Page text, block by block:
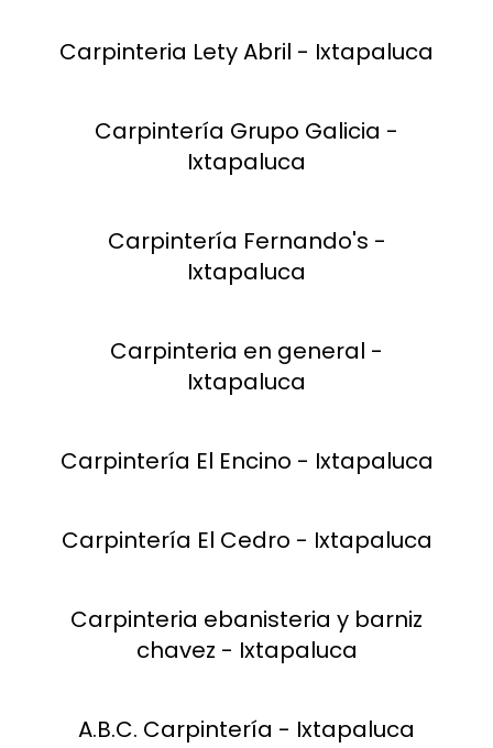
Carpinteria Lety Abril - Ixtapaluca
Carpintería Grupo Galicia -
Ixtapaluca
Carpintería Fernando's -
Ixtapaluca
Carpinteria en general -
Ixtapaluca
Carpintería El Encino - Ixtapaluca
Carpintería El Cedro - Ixtapaluca
Carpinteria ebanisteria y barniz
chavez - Ixtapaluca
A.B.C. Carpintería - Ixtapaluca